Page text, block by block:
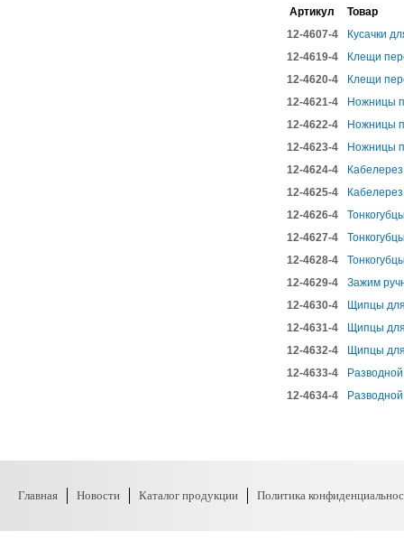
Артикул
Товар
12-4607-4
Кусачки
12-4619-4
Клещи
12-4620-4
Клещи
12-4621-4
Ножницы
12-4622-4
Ножницы
12-4623-4
Ножницы
12-4624-4
12-4625-4
12-4626-4
12-4627-4
12-4628-4
12-4629-4
Зажим
12-4630-4
Щипцы
12-4631-4
Щипцы
12-4632-4
Щипцы
12-4633-4
12-4634-4
Главная Новости Каталог продукции Политика